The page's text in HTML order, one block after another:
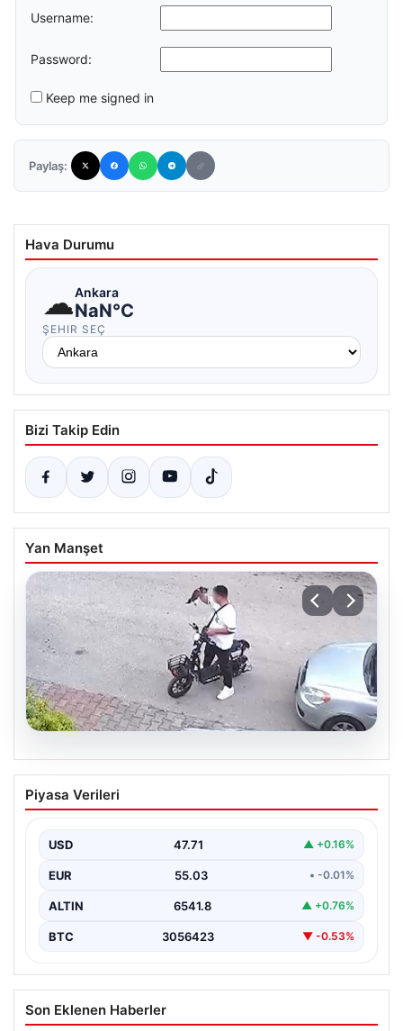
Username:
Password:
Keep me signed in
Paylaş:
Hava Durumu
☁Ankara
NaN°C
ŞEHIR SEÇ
Bizi Takip Edin
Yan Manşet
Bolu’da Vahşet: Yavru Kediye İşlenen
İğrenç Olay Kameralara Yansıdı
günlerde meydana gelen korkutucu olay, bölgedeki
sakinleri derinden sarstı. Elektrikli…
Piyasa Verileri
USD 47.71 ▲ +0.16%
EUR 55.03 • -0.01%
ALTIN 6541.8 ▲ +0.76%
BTC 3056423 ▼ -0.53%
Son Eklenen Haberler